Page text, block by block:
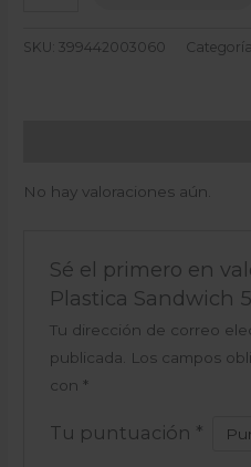
SKU:399442003060
No hay valoraciones aún.
Sé el primero en
Plastica Sandwich
Tu dirección de correo
publicada.
Los campos
con *
Tu puntuación *